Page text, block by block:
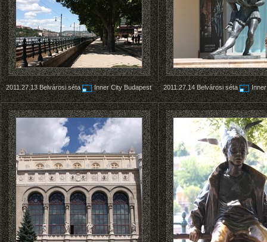
2011.27.13Belvárosi séta Inner City Budapest 2011.27.14Belvárosi séta